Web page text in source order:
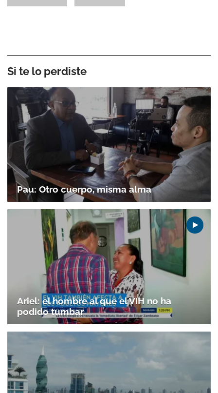
Si te lo perdiste
Pau: Otro cuerpo, misma alma
Ariel: el hombre al que el VIH no ha
podido tumbar